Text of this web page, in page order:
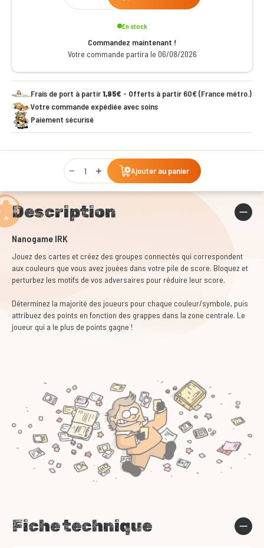
En stock
Commandez maintenant !
Votre commande partira le 06/08/2026
Frais de port à partir1,95€ - Offerts à partir 60€ (France métro.)
Votre commande expédiée avec soins
Paiement sécurisé
Qty
Ajouter au panier
Description
Nanogame IRK
Jouez des cartes et créez des groupes connectés qui correspondent
aux couleurs que vous avez jouées dans votre pile de score. Bloquez et
perturbez les motifs de vos adversaires pour réduire leur score.
Déterminez la majorité des joueurs pour chaque couleur/symbole, puis
attribuez des points en fonction des grappes dans la zone centrale. Le
joueur qui a le plus de points gagne !
Fiche technique